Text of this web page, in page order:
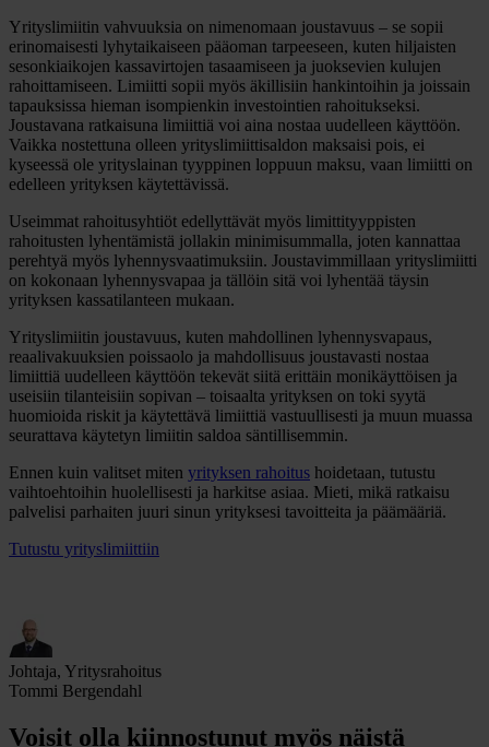
Yrityslimiitin vahvuuksia on nimenomaan joustavuus – se sopii
erinomaisesti lyhytaikaiseen pääoman tarpeeseen, kuten hiljaisten
sesonkiaikojen kassavirtojen tasaamiseen ja juoksevien kulujen
rahoittamiseen. Limiitti sopii myös äkillisiin hankintoihin ja joissain
tapauksissa hieman isompienkin investointien rahoitukseksi.
Joustavana ratkaisuna limiittiä voi aina nostaa uudelleen käyttöön.
Vaikka nostettuna olleen yrityslimiittisaldon maksaisi pois, ei
kyseessä ole yrityslainan tyyppinen loppuun maksu, vaan limiitti on
edelleen yrityksen käytettävissä.
Useimmat rahoitusyhtiöt edellyttävät myös limittityyppisten
rahoitusten lyhentämistä jollakin minimisummalla, joten kannattaa
perehtyä myös lyhennysvaatimuksiin. Joustavimmillaan yrityslimiitti
on kokonaan lyhennysvapaa ja tällöin sitä voi lyhentää täysin
yrityksen kassatilanteen mukaan.
Yrityslimiitin joustavuus, kuten mahdollinen lyhennysvapaus,
reaalivakuuksien poissaolo ja mahdollisuus joustavasti nostaa
limiittiä uudelleen käyttöön tekevät siitä erittäin monikäyttöisen ja
useisiin tilanteisiin sopivan – toisaalta yrityksen on toki syytä
huomioida riskit ja käytettävä limiittiä vastuullisesti ja muun muassa
seurattava käytetyn limiitin saldoa säntillisemmin.
Ennen kuin valitset miten yrityksen rahoitus hoidetaan, tutustu
vaihtoehtoihin huolellisesti ja harkitse asiaa. Mieti, mikä ratkaisu
palvelisi parhaiten juuri sinun yrityksesi tavoitteita ja päämääriä.
Tutustu yrityslimiittiin
Johtaja, Yritysrahoitus
Tommi Bergendahl
Voisit olla kiinnostunut myös näistä